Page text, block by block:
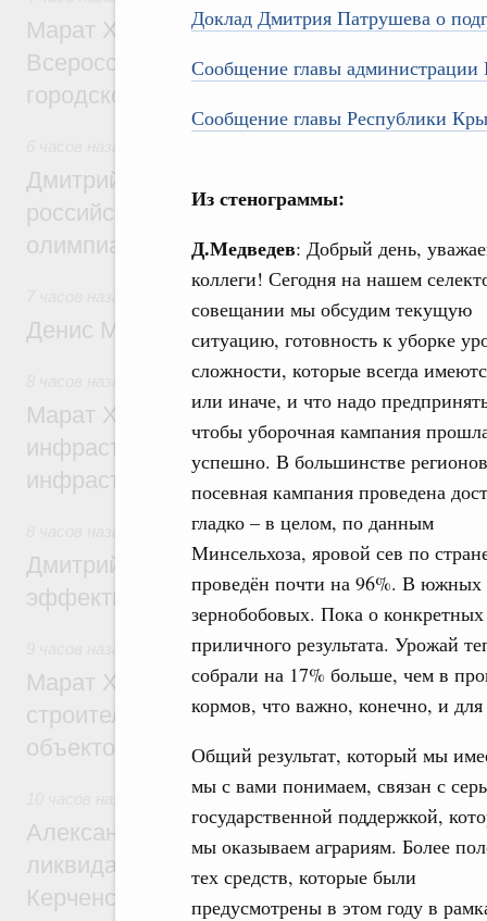
Доклад Дмитрия Патрушева о
Сообщение главы администрации
Сообщение главы Республики
Из стенограммы:
Д.Медведев: Добрый день,
коллеги! Сегодня на нашем
совещании мы обсудим текущую
ситуацию, готовность к уборке
сложности, которые всегда
или иначе, и что надо
чтобы уборочная кампания
успешно. В большинстве регионов
посевная кампания проведена
гладко – в целом, по данным
Минсельхоза, яровой сев по
проведён почти на 96%. В южных
зернобобовых. Пока о
приличного результата. Урожай
собрали на 17% больше, чем в
кормов, что важно, конечно, и
Общий результат, который мы
мы с вами понимаем, связан с
государственной поддержкой,
мы оказываем аграриям. Более
тех средств, которые были
предусмотрены в этом году в
Марат Хуснуллин провёл заседание
Всероссийского конкурса лучших
городской среды
Дмитрий Чернышенко и Сергей Кравцов
российскую сборную с победой на
олимпиаде по искусственному
Денис Мантуров посетил Ярославскую
Бюджеты субъектов Федерации.
Марат Хуснуллин: 15 объектов
инфраструктуры построили и обновили
инфраструктурным кредитам
Развитие сельских территорий
Дмитрий Патрушев: Синхронизация
эффективность поддержки сельских
Экономика городов. Городская среда
Марат Хуснуллин: «Единый заказчик»
строительство и реконструкцию более
объектов
Чрезвычайные ситуации и ликвидация их
Александр Козлов провёл заседание
ликвидации последствий чрезвычайной
Керченском проливе